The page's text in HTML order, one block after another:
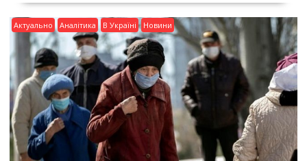
Актуально Аналітика В Україні Новини